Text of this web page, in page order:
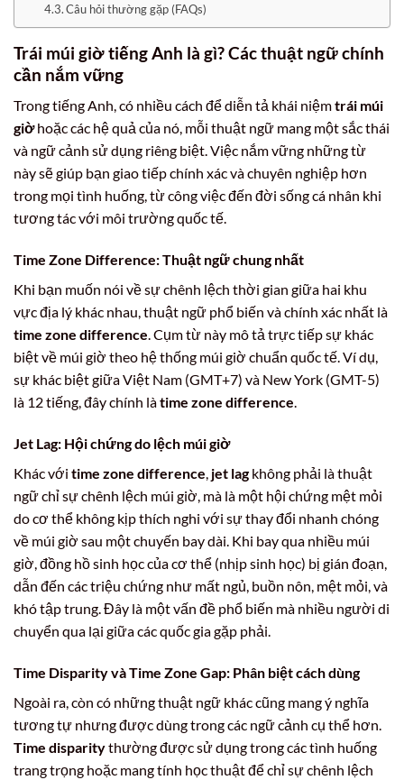
Câu hỏi thường gặp (FAQs)
Trái múi giờ tiếng Anh là gì? Các thuật ngữ chính
cần nắm vững
Trong tiếng Anh, có nhiều cách để diễn tả khái niệmtrái múi
giờhoặc các hệ quả của nó, mỗi thuật ngữ mang một sắc thái
và ngữ cảnh sử dụng riêng biệt. Việc nắm vững những từ
này sẽ giúp bạn giao tiếp chính xác và chuyên nghiệp hơn
trong mọi tình huống, từ công việc đến đời sống cá nhân khi
tương tác với môi trường quốc tế.
Time Zone Difference: Thuật ngữ chung nhất
Khi bạn muốn nói về sự chênh lệch thời gian giữa hai khu
vực địa lý khác nhau, thuật ngữ phổ biến và chính xác nhất là
time zone difference. Cụm từ này mô tả trực tiếp sự khác
biệt về múi giờ theo hệ thống múi giờ chuẩn quốc tế. Ví dụ,
sự khác biệt giữa Việt Nam (GMT+7) và New York (GMT-5)
là 12 tiếng, đây chính làtime zone difference.
Jet Lag: Hội chứng do lệch múi giờ
Khác với time zone difference, jet lagkhông phải là thuật
ngữ chỉ sự chênh lệch múi giờ, mà là một hội chứng mệt mỏi
do cơ thể không kịp thích nghi với sự thay đổi nhanh chóng
về múi giờ sau một chuyến bay dài. Khi bay qua nhiều múi
giờ, đồng hồ sinh học của cơ thể (nhịp sinh học) bị gián đoạn,
dẫn đến các triệu chứng như mất ngủ, buồn nôn, mệt mỏi, và
khó tập trung. Đây là một vấn đề phổ biến mà nhiều người di
chuyển qua lại giữa các quốc gia gặp phải.
Time Disparity và Time Zone Gap: Phân biệt cách dùng
Ngoài ra, còn có những thuật ngữ khác cũng mang ý nghĩa
tương tự nhưng được dùng trong các ngữ cảnh cụ thể hơn.
Time disparitythường được sử dụng trong các tình huống
trang trọng hoặc mang tính học thuật để chỉ sự chênh lệch